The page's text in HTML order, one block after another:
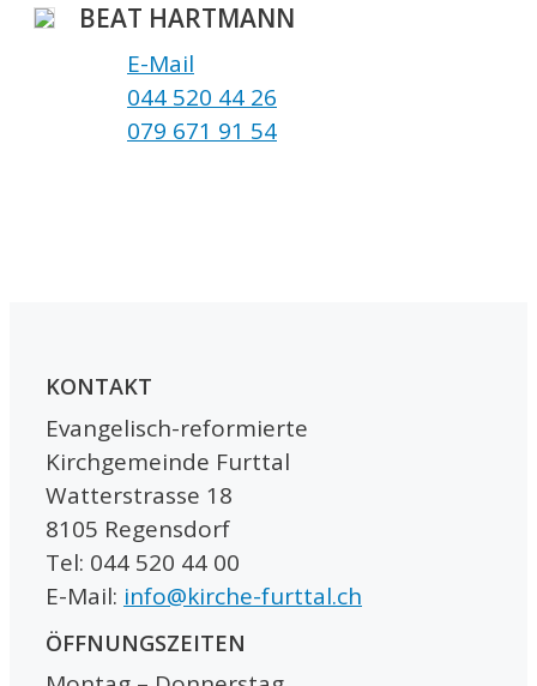
BEAT HARTMANN
E-Mail
044 520 44 26
079 671 91 54
KONTAKT
Evangelisch-reformierte
Kirchgemeinde Furttal
Watterstrasse 18
8105 Regensdorf
Tel: 044 520 44 00
E-Mail: info@kirche-furttal.ch
ÖFFNUNGSZEITEN